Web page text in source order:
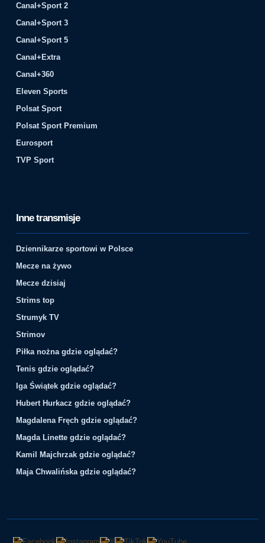
Canal+Sport 2
Canal+Sport 3
Canal+Sport 5
Canal+Extra
Canal+360
Eleven Sports
Polsat Sport
Polsat Sport Premium
Eurosport
TVP Sport
Inne transmisje
Dziennikarze sportowi w Polsce
Mecze na żywo
Mecze dzisiaj
Strims top
Strumyk TV
Strimov
Piłka nożna gdzie oglądać?
Tenis gdzie oglądać?
Iga Świątek gdzie oglądać?
Hubert Hurkacz gdzie oglądać?
Magdalena Fręch gdzie oglądać?
Magda Linette gdzie oglądać?
Kamil Majchrzak gdzie oglądać?
Maja Chwalińska gdzie oglądać?